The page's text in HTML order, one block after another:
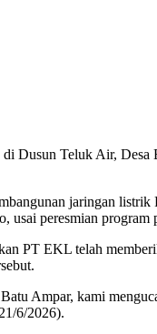
Dusun Teluk Air,
jaringan
usai peresmian
PT EKL telah
Ampar, kami
6/2026).